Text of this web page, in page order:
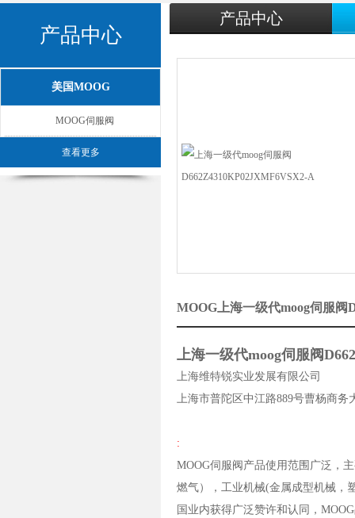
产品中心
美国MOOG
MOOG伺服阀
查看更多
产品中心
MOOG上海一级代moog伺服阀
上海一级代moog伺服阀
上海维特锐实业发展有限公司
上海市普陀区中江路889号曹杨商务
:
MOOG伺服阀产品使用范围广泛，
燃气），工业机械(金属成型机械，
国业内获得广泛赞许和认同，